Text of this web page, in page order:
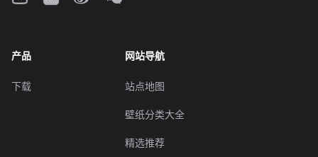
产品
下载
网站导航
站点地图
壁纸分类大全
精选推荐